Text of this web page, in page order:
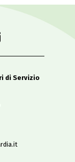
di Servizio